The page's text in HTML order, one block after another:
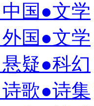
国●文学
国●文学
疑●科幻
歌●诗集